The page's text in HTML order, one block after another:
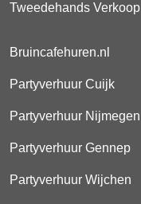
Tweedehands Verkoop
Bruincafehuren.nl
Partyverhuur Cuijk
Partyverhuur Nijmegen
Partyverhuur Gennep
Partyverhuur Wijchen